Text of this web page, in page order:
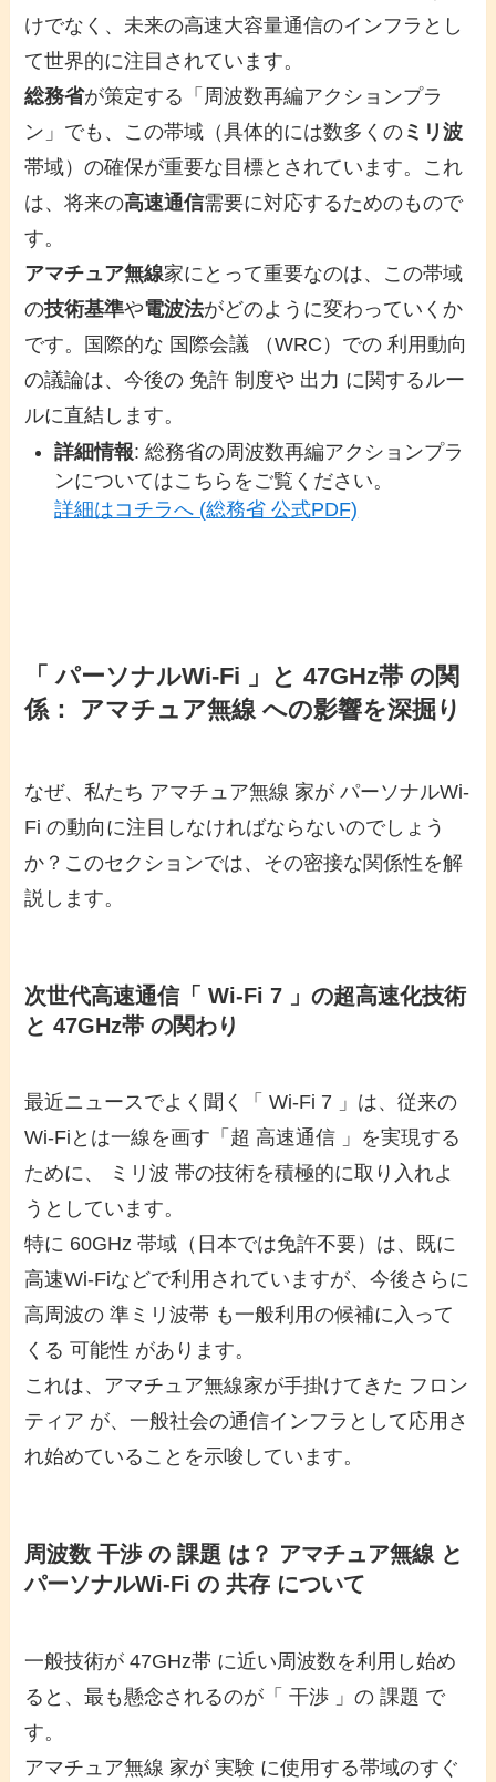
けでなく、未来の高速大容量通信のインフラとし
て世界的に注目されています。
総務省が策定する「周波数再編アクションプラ
ン」でも、この帯域（具体的には数多くの ミリ波
帯域）の確保が重要な目標とされています。これ
は、将来の高速通信需要に対応するためのもので
す。
アマチュア無線家にとって重要なのは、この帯域
の技術基準や電波法がどのように変わっていくか
です。国際的な 国際会議 （WRC）での 利用動向
の議論は、今後の 免許 制度や 出力 に関するルー
ルに直結します。
詳細情報: 総務省の周波数再編アクションプラ
ンについてはこちらをご覧ください。
詳細はコチラへ (総務省 公式PDF)
「 パーソナルWi-Fi 」と 47GHz帯 の関
係： アマチュア無線 への影響を深掘り
なぜ、私たち アマチュア無線 家が パーソナルWi-
Fi の動向に注目しなければならないのでしょう
か？このセクションでは、その密接な関係性を解
説します。
次世代高速通信「 Wi-Fi 7 」の超高速化技術
と 47GHz帯 の関わり
最近ニュースでよく聞く「 Wi-Fi 7 」は、従来の
Wi-Fiとは一線を画す「超 高速通信 」を実現する
ために、 ミリ波 帯の技術を積極的に取り入れよ
うとしています。
特に 60GHz 帯域（日本では免許不要）は、既に
高速Wi-Fiなどで利用されていますが、今後さらに
高周波の 準ミリ波帯 も一般利用の候補に入って
くる 可能性 があります。
これは、アマチュア無線家が手掛けてきた フロン
ティア が、一般社会の通信インフラとして応用さ
れ始めていることを示唆しています。
周波数 干渉 の 課題 は？ アマチュア無線 と
パーソナルWi-Fi の 共存 について
一般技術が 47GHz帯 に近い周波数を利用し始め
ると、最も懸念されるのが「 干渉 」の 課題 で
す。
アマチュア無線 家が 実験 に使用する帯域のすぐ